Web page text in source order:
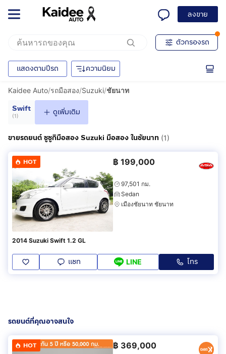
ลงขาย
ตัวกรองรถ
แสดงตามปีรถ ความนิยม
Kaidee Auto/รถมือสอง/Suzuki/ชัยนาท
Swift
(1) ดูเพิ่มเติม
ขายรถยนต์ ซูซูกิมือสอง Suzuki มือสอง ในชัยนาท (1)
HOT ฿ 199,000
97,501 กม.
Sedan
เมืองชัยนาท ชัยนาท
2014 Suzuki Swift 1.2 GL
แชท LINE โทร
รถยนต์ที่คุณอาจสนใจ
HOT ฿ 369,000